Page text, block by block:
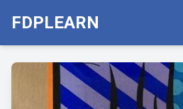
FDPLEARN